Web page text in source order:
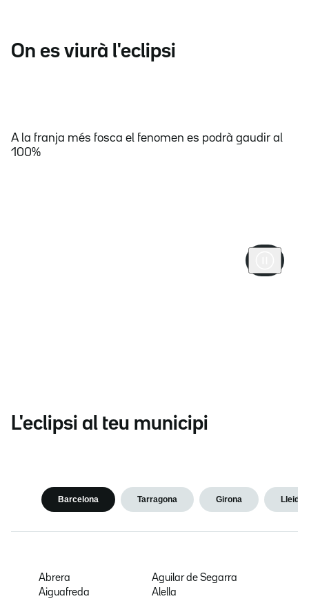
On es viurà l'eclipsi
A la franja més fosca el fenomen es podrà gaudir al
100%
L'eclipsi al teu municipi
Barcelona Tarragona Girona Lleida
Abrera
Aguilar de Segarra
Aiguafreda
Alella